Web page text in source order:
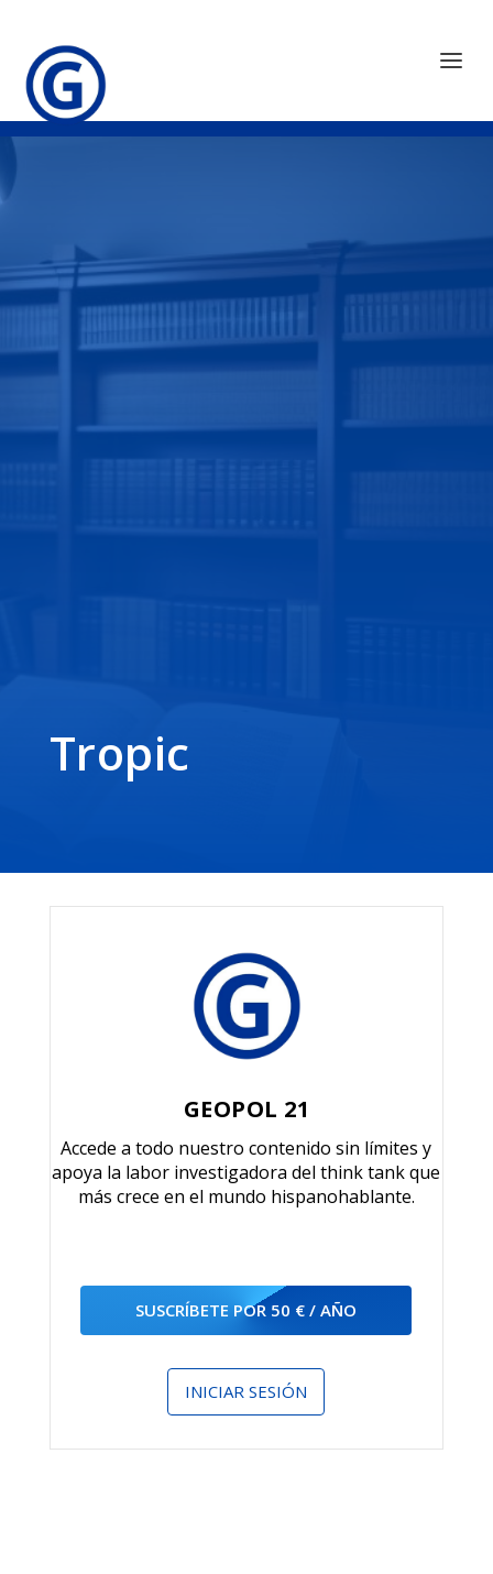
Tropic
GEOPOL 21
Accede a todo nuestro contenido sin límites y
apoya la labor investigadora del think tank que
más crece en el mundo hispanohablante.
SUSCRÍBETE POR 50 € / AÑO
INICIAR SESIÓN